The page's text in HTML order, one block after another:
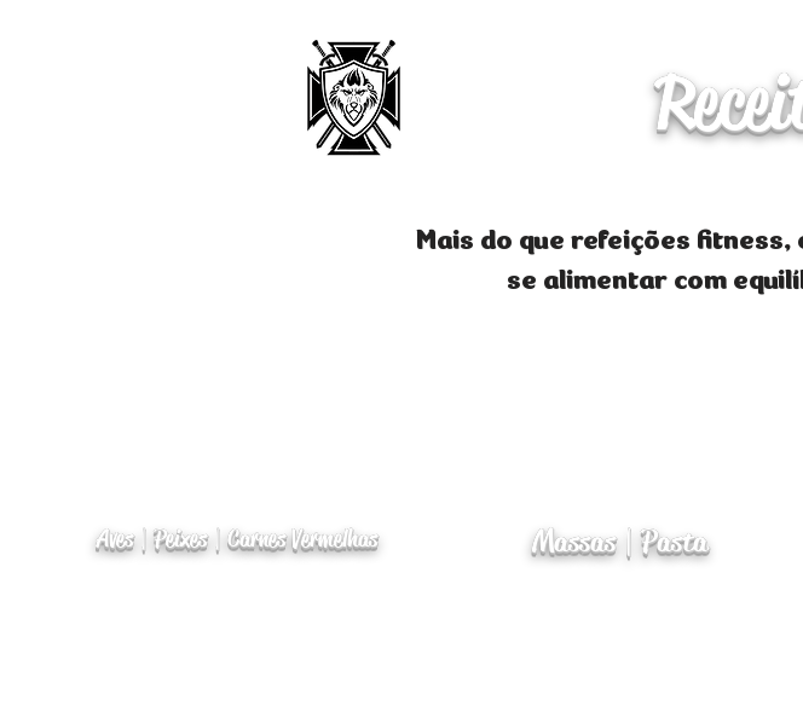
Mais do que refeições
se alimentar com
Aves | Peixes | Carnes Vermelhas Massas | Pasta